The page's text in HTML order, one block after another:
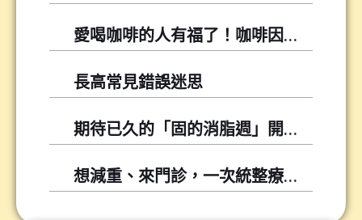
愛喝咖啡的人有福了！咖啡因可以幫你降低尿酸！
長高常見錯誤迷思
期待已久的「固的消脂週」開跑囉～～
想減重、來門診，一次統整療程懶人包